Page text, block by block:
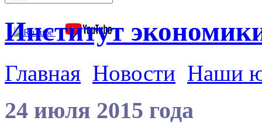
Институт
Главная Новости Наши
24 июля 2015 года